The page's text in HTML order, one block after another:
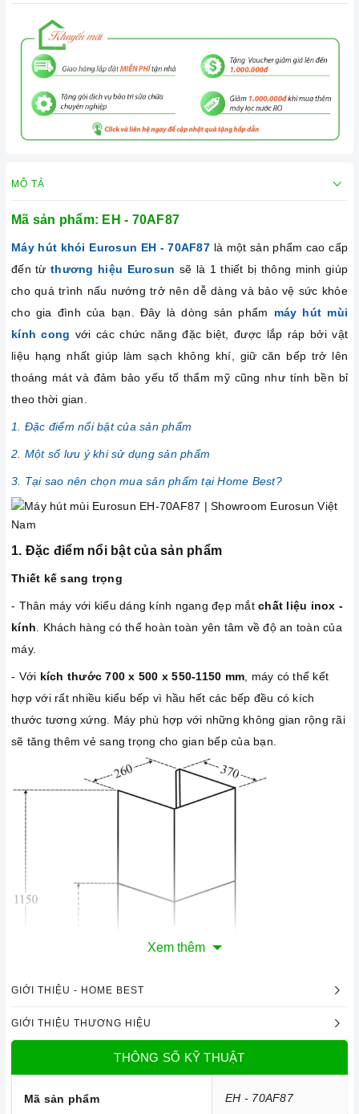
MÔ TẢ
Mã sản phẩm: EH - 70AF87
Máy hút khói Eurosun EH - 70AF87 là một sản phẩm cao cấp
đến từthương hiệu Eurosun sẽ là 1 thiết bị thông minh giúp
cho quá trình nấu nướng trở nên dễ dàng và bảo vệ sức khỏe
cho gia đình của bạn. Đây là dòng sản phẩm máy hút mùi
kính cong với các chức năng đặc biệt, được lắp ráp bởi vật
liệu hạng nhất giúp làm sạch không khí, giữ căn bếp trở lên
thoáng mát và đảm bảo yếu tố thẩm mỹ cũng như tính bền bỉ
theo thời gian.
1. Đặc điểm nổi bật của sản phẩm
2. Một số lưu ý khi sử dụng sản phẩm
3. Tại sao nên chọn mua sản phẩm tại Home Best?
1. Đặc điểm nổi bật của sản phẩm
Thiết kế sang trọng
- Thân máy với kiểu dáng kính ngang đẹp mắt chất liệu inox -
kính . Khách hàng có thể hoàn toàn yên tâm về độ an toàn của
máy.
- Với kích thước 700 x 500 x 550-1150 mm , máy có thể kết
hợp với rất nhiều kiểu bếp vì hầu hết các bếp đều có kích
thước tương xứng. Máy phù hợp với những không gian rộng rãi
sẽ tăng thêm vẻ sang trọng cho gian bếp của bạn.
Xem thêm
GIỚI THIỆU - HOME BEST
GIỚI THIỆU THƯƠNG HIỆU
THÔNG SỐ KỸ THUẬT
Mã sản phẩm EH - 70AF87